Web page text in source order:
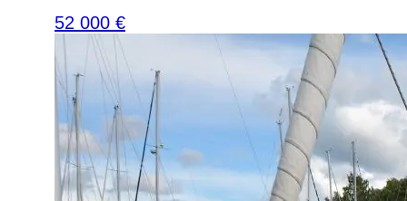
52 000 €